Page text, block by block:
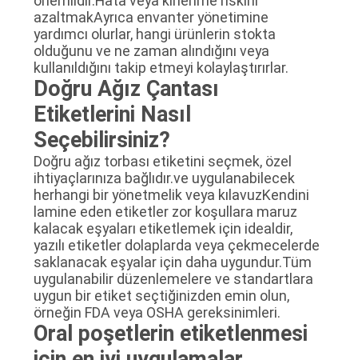
azaltmakAyrıca envanter yönetimine
yardımcı olurlar, hangi ürünlerin stokta
olduğunu ve ne zaman alındığını veya
kullanıldığını takip etmeyi kolaylaştırırlar.
Doğru Ağız Çantası
Etiketlerini Nasıl
Seçebilirsiniz?
Doğru ağız torbası etiketini seçmek, özel
ihtiyaçlarınıza bağlıdır.ve uygulanabilecek
herhangi bir yönetmelik veya kılavuzKendini
lamine eden etiketler zor koşullara maruz
kalacak eşyaları etiketlemek için idealdir,
yazılı etiketler dolaplarda veya çekmecelerde
saklanacak eşyalar için daha uygundur.Tüm
uygulanabilir düzenlemelere ve standartlara
uygun bir etiket seçtiğinizden emin olun,
örneğin FDA veya OSHA gereksinimleri.
Oral poşetlerin etiketlenmesi